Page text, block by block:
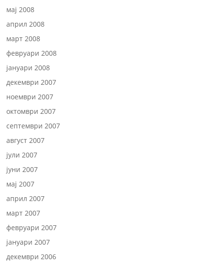
мај 2008
април 2008
март 2008
февруари 2008
јануари 2008
декември 2007
ноември 2007
октомври 2007
септември 2007
август 2007
јули 2007
јуни 2007
мај 2007
април 2007
март 2007
февруари 2007
јануари 2007
декември 2006